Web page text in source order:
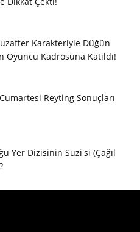
Karakteriyle Düğün
Oyuncu Kadrosuna Katıldı!
Reyting Sonuçları
Yer Dizisinin Suzi'si (Çağıl